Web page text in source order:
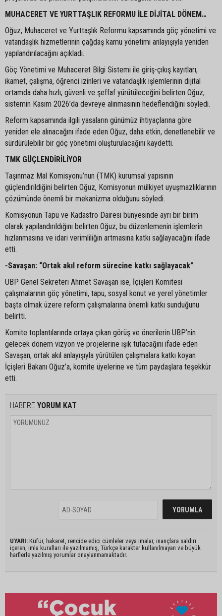
MUHACERET VE YURTTAŞLIK REFORMU İLE DİJİTAL DÖNEM…
Oğuz, Muhaceret ve Yurttaşlık Reformu kapsamında göç yönetimi ve
vatandaşlık hizmetlerinin çağdaş kamu yönetimi anlayışıyla yeniden
yapılandırılacağını açıkladı.
Göç Yönetimi ve Muhaceret Bilgi Sistemi ile giriş-çıkış kayıtları,
ikamet, çalışma, öğrenci izinleri ve vatandaşlık işlemlerinin dijital
ortamda daha hızlı, güvenli ve şeffaf yürütüleceğini belirten Oğuz,
sistemin Kasım 2026’da devreye alınmasının hedeflendiğini söyledi.
Reform kapsamında ilgili yasaların günümüz ihtiyaçlarına göre
yeniden ele alınacağını ifade eden Oğuz, daha etkin, denetlenebilir ve
sürdürülebilir bir göç yönetimi oluşturulacağını kaydetti.
TMK GÜÇLENDİRİLİYOR
Taşınmaz Mal Komisyonu’nun (TMK) kurumsal yapısının
güçlendirildiğini belirten Oğuz, Komisyonun mülkiyet uyuşmazlıklarının
çözümünde önemli bir mekanizma olduğunu söyledi.
Komisyonun Tapu ve Kadastro Dairesi bünyesinde ayrı bir birim
olarak yapılandırıldığını belirten Oğuz, bu düzenlemenin işlemlerin
hızlanmasına ve idari verimliliğin artmasına katkı sağlayacağını ifade
etti.
-Savaşan: “Ortak akıl reform sürecine katkı sağlayacak”
UBP Genel Sekreteri Ahmet Savaşan ise, İçişleri Komitesi
çalışmalarının göç yönetimi, tapu, sosyal konut ve yerel yönetimler
başta olmak üzere reform çalışmalarına önemli katkı sunduğunu
belirtti.
Komite toplantılarında ortaya çıkan görüş ve önerilerin UBP’nin
gelecek dönem vizyon ve projelerine ışık tutacağını ifade eden
Savaşan, ortak akıl anlayışıyla yürütülen çalışmalara katkı koyan
İçişleri Bakanı Oğuz’a, komite üyelerine ve tüm paydaşlara teşekkür
etti.
HABERE YORUM KAT
UYARI: Küfür, hakaret, rencide edici cümleler veya imalar, inançlara saldırı
içeren, imla kuralları ile yazılmamış, Türkçe karakter kullanılmayan ve büyük
harflerle yazılmış yorumlar onaylanmamaktadır.